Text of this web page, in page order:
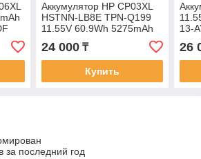
Аккумулятор HP CP03XL
HSTNN-LB8E TPN-Q199
11.55V 60.9Wh 5275mAh
HP Spectre X360 13-AE
батарея аккумулятор
24 000₸
Купить
13-
26
за последний год